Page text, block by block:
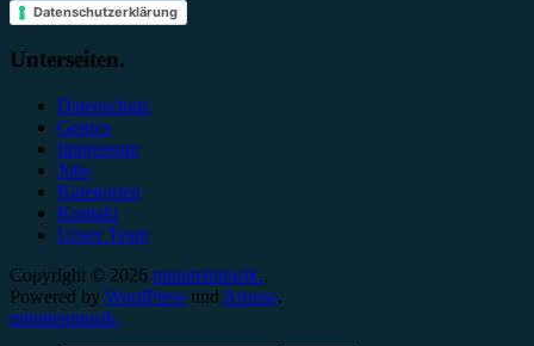
Datenschutzerklärung
Unterseiten.
Datenschutz
Genres
Impressum
Jobs
Kategorien
Kontakt
Unser Team
Copyright © 2026 minutenmusik..
Powered by WordPress und Arouse.
minutenmusik.